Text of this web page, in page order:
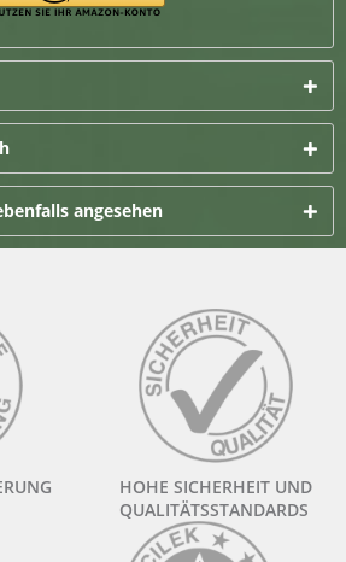
angesehen
HOHE SICHERHEIT UND
QUALITÄTSSTANDARDS